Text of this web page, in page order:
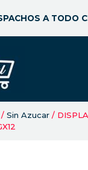
A TODO
/ Sin Azucar /